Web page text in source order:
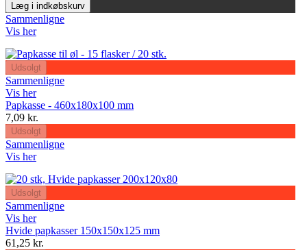
Læg i indkøbskurv
Sammenligne
Vis her
Udsolgt
Sammenligne
Vis her
Papkasse - 460x180x100 mm
7,09 kr.
Udsolgt
Sammenligne
Vis her
Udsolgt
Sammenligne
Vis her
Hvide papkasser 150x150x125 mm
61,25 kr.